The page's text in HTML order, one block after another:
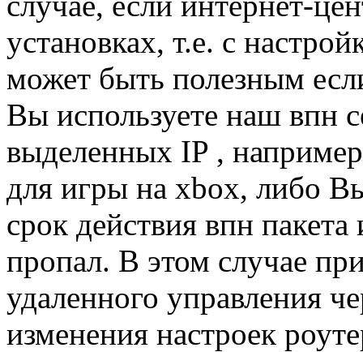
установках, т.е. с
может быть полезным
Вы используете наш впн
выделенных IP ,
для игры на xbox, либо
срок действия впн
пропал. В этом случае
удаленного управления
изменения настроек